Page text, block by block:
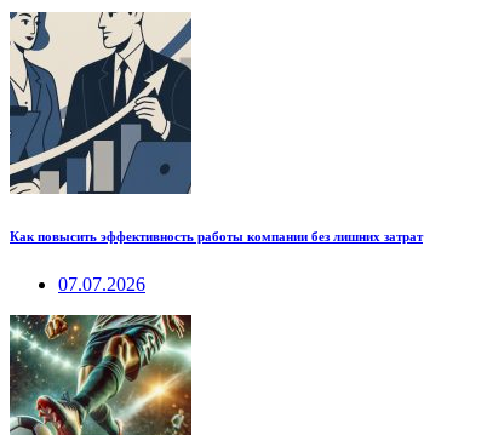
Как повысить эффективность работы компании без лишних затрат
07.07.2026